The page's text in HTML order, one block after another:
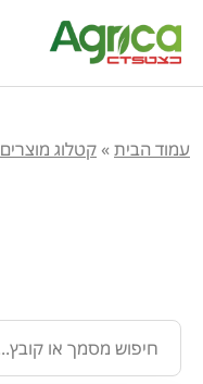
עמוד הבית»קטלוג מוצרים